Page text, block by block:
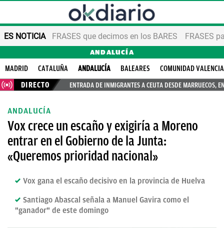
ES NOTICIA FRASES que decimos en los BARES FRASES
ANDALUCÍA
MADRID CATALUÑA ANDALUCÍA BALEARES
COMUNIDAD
DIRECTO
ENTRADA DE INMIGRANTES A CEUTA DESDE MARRUECOS,
ANDALUCÍA
Vox crece un escaño y exigiría a Moreno
entrar en el Gobierno de la Junta:
«Queremos prioridad nacional»
Vox gana el escaño decisivo en la provincia de Huelva
Santiago Abascal señala a Manuel Gavira como el
"ganador" de este domingo